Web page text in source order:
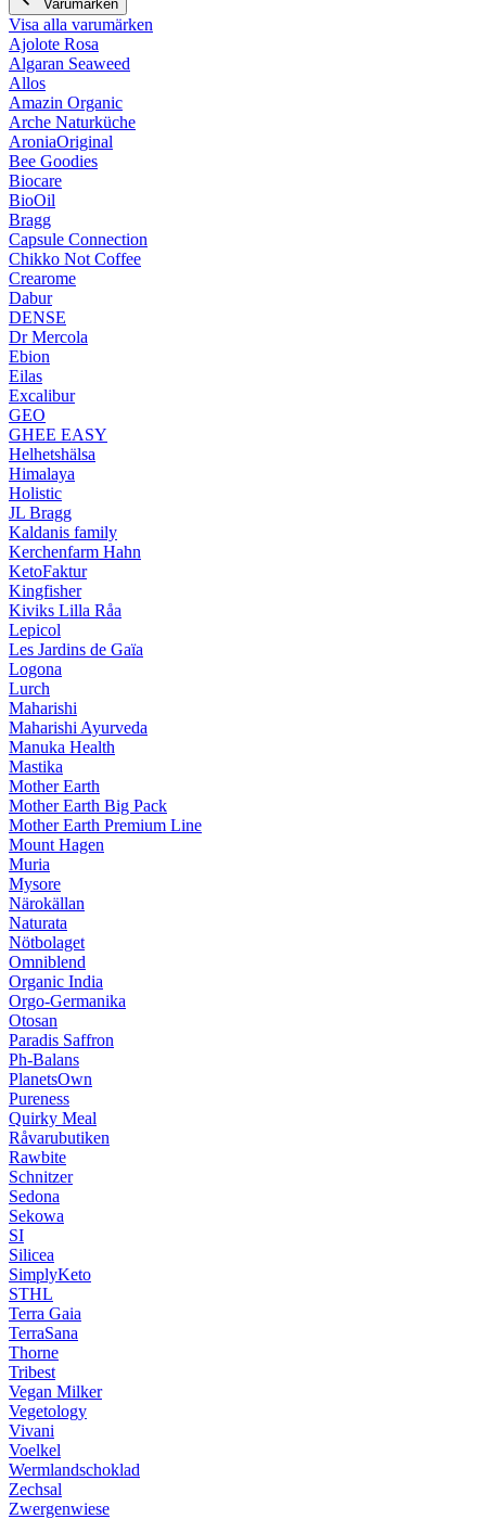
Varumärken
Visa alla varumärken
Ajolote Rosa
Algaran Seaweed
Allos
Amazin Organic
Arche Naturküche
AroniaOriginal
Bee Goodies
Biocare
BioOil
Bragg
Capsule Connection
Chikko Not Coffee
Crearome
Dabur
DENSE
Dr Mercola
Ebion
Eilas
Excalibur
GEO
GHEE EASY
Helhetshälsa
Himalaya
Holistic
JL Bragg
Kaldanis family
Kerchenfarm Hahn
KetoFaktur
Kingfisher
Kiviks Lilla Råa
Lepicol
Les Jardins de Gaïa
Logona
Lurch
Maharishi
Maharishi Ayurveda
Manuka Health
Mastika
Mother Earth
Mother Earth Big Pack
Mother Earth Premium Line
Mount Hagen
Muria
Mysore
Närokällan
Naturata
Nötbolaget
Omniblend
Organic India
Orgo-Germanika
Otosan
Paradis Saffron
Ph-Balans
PlanetsOwn
Pureness
Quirky Meal
Råvarubutiken
Rawbite
Schnitzer
Sedona
Sekowa
SI
Silicea
SimplyKeto
STHL
Terra Gaia
TerraSana
Thorne
Tribest
Vegan Milker
Vegetology
Vivani
Voelkel
Wermlandschoklad
Zechsal
Zwergenwiese